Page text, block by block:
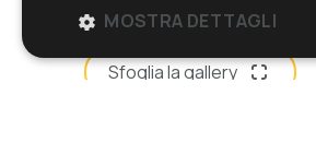
indipendente di
Sfoglia la gallery
MOSTRA DETTAGLI